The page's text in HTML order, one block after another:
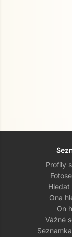
Profily
Hledat
Ona
On
Vážné